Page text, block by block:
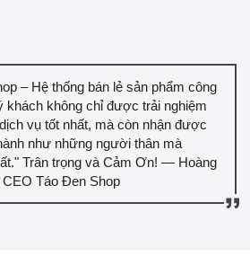
– Hệ thống bán lẻ sản phẩm công
khách không chỉ được trải nghiệm
vụ tốt nhất, mà còn nhận được
như những người thân mà
Trân trọng và Cảm Ơn! — Hoàng
Táo Đen Shop